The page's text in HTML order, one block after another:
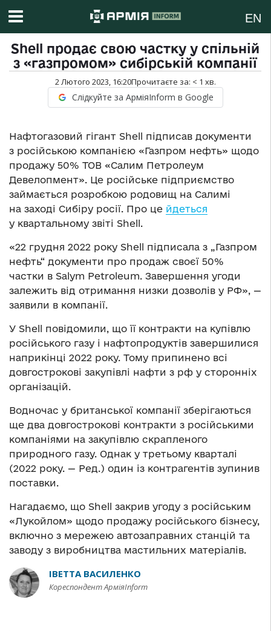
EN
Shell продає свою частку у спільній
з «газпромом» сибірській компанії
2 Лютого 2023, 16:20Прочитаєте за: < 1 хв.
Слідкуйте за АрміяInform в Google
Нафтогазовий гігант Shell підписав документи
з російською компанією «Газпром нефть» щодо
продажу 50% ТОВ «Салим Петролеум
Девелопмент». Це російське підприємство
займається розробкою родовищ на Салимі
на заході Сибіру росії. Про це йдеться
у квартальному звіті Shell.
«22 грудня 2022 року Shell підписала з „Газпром
нефть“ документи про продаж своєї 50%
частки в Salym Petroleum. Завершення угоди
залежить від отримання низки дозволів у РФ», —
заявили в компанії.
У Shell повідомили, що її контракти на купівлю
російського газу і нафтопродуктів завершилися
наприкінці 2022 року. Тому припинено всі
довгострокові закупівлі нафти з рф у сторонніх
організацій.
Водночас у британської компанії зберігаються
ще два довгострокові контракти з російськими
компаніями на закупівлю скрапленого
природного газу. Однак у третьому кварталі
(2022 року. — Ред.) один із контрагентів зупинив
поставки.
Нагадаємо, що Shell закрив угоду з російським
«Лукойлом» щодо продажу російського бізнесу,
включно з мережею автозаправних станцій та
заводу з виробництва мастильних матеріалів.
ІВЕТТА ВАСИЛЕНКО
Кореспондент АрміяInform